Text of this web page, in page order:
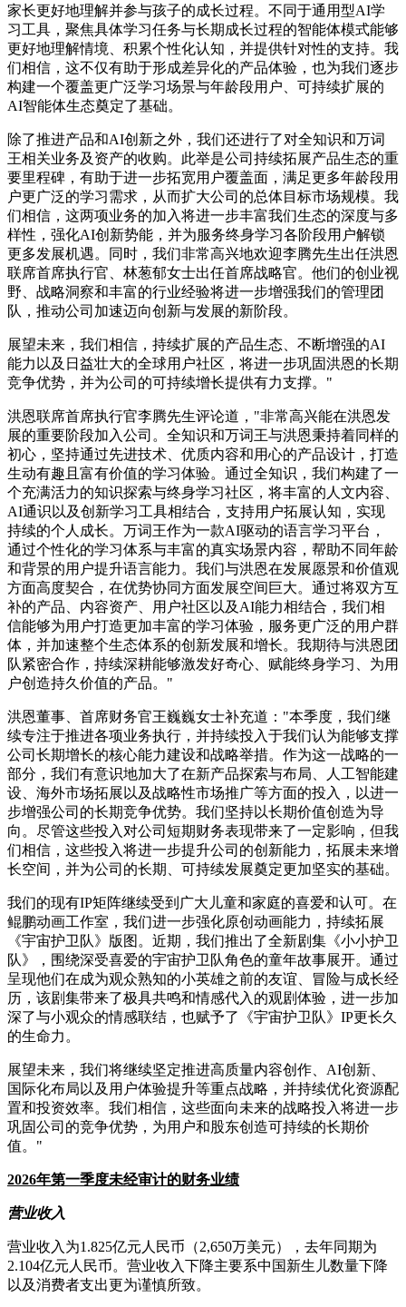
家长更好地理解并参与孩子的成长过程。不同于通用型AI学
习工具，聚焦具体学习任务与长期成长过程的智能体模式能够
更好地理解情境、积累个性化认知，并提供针对性的支持。我
们相信，这不仅有助于形成差异化的产品体验，也为我们逐步
构建一个覆盖更广泛学习场景与年龄段用户、可持续扩展的
AI智能体生态奠定了基础。
除了推进产品和AI创新之外，我们还进行了对全知识和万词
王相关业务及资产的收购。此举是公司持续拓展产品生态的重
要里程碑，有助于进一步拓宽用户覆盖面，满足更多年龄段用
户更广泛的学习需求，从而扩大公司的总体目标市场规模。我
们相信，这两项业务的加入将进一步丰富我们生态的深度与多
样性，强化AI创新势能，并为服务终身学习各阶段用户解锁
更多发展机遇。同时，我们非常高兴地欢迎李腾先生出任洪恩
联席首席执行官、林葱郁女士出任首席战略官。他们的创业视
野、战略洞察和丰富的行业经验将进一步增强我们的管理团
队，推动公司加速迈向创新与发展的新阶段。
展望未来，我们相信，持续扩展的产品生态、不断增强的AI
能力以及日益壮大的全球用户社区，将进一步巩固洪恩的长期
竞争优势，并为公司的可持续增长提供有力支撑。"
洪恩联席首席执行官李腾先生评论道，"非常高兴能在洪恩发
展的重要阶段加入公司。全知识和万词王与洪恩秉持着同样的
初心，坚持通过先进技术、优质内容和用心的产品设计，打造
生动有趣且富有价值的学习体验。通过全知识，我们构建了一
个充满活力的知识探索与终身学习社区，将丰富的人文内容、
AI通识以及创新学习工具相结合，支持用户拓展认知，实现
持续的个人成长。万词王作为一款AI驱动的语言学习平台，
通过个性化的学习体系与丰富的真实场景内容，帮助不同年龄
和背景的用户提升语言能力。我们与洪恩在发展愿景和价值观
方面高度契合，在优势协同方面发展空间巨大。通过将双方互
补的产品、内容资产、用户社区以及AI能力相结合，我们相
信能够为用户打造更加丰富的学习体验，服务更广泛的用户群
体，并加速整个生态体系的创新发展和增长。我期待与洪恩团
队紧密合作，持续深耕能够激发好奇心、赋能终身学习、为用
户创造持久价值的产品。"
洪恩董事、首席财务官王巍巍女士补充道："本季度，我们继
续专注于推进各项业务执行，并持续投入于我们认为能够支撑
公司长期增长的核心能力建设和战略举措。作为这一战略的一
部分，我们有意识地加大了在新产品探索与布局、人工智能建
设、海外市场拓展以及战略性市场推广等方面的投入，以进一
步增强公司的长期竞争优势。我们坚持以长期价值创造为导
向。尽管这些投入对公司短期财务表现带来了一定影响，但我
们相信，这些投入将进一步提升公司的创新能力，拓展未来增
长空间，并为公司的长期、可持续发展奠定更加坚实的基础。
我们的现有IP矩阵继续受到广大儿童和家庭的喜爱和认可。在
鲲鹏动画工作室，我们进一步强化原创动画能力，持续拓展
《宇宙护卫队》版图。近期，我们推出了全新剧集《小小护卫
队》，围绕深受喜爱的宇宙护卫队角色的童年故事展开。通过
呈现他们在成为观众熟知的小英雄之前的友谊、冒险与成长经
历，该剧集带来了极具共鸣和情感代入的观剧体验，进一步加
深了与小观众的情感联结，也赋予了《宇宙护卫队》IP更长久
的生命力。
展望未来，我们将继续坚定推进高质量内容创作、AI创新、
国际化布局以及用户体验提升等重点战略，并持续优化资源配
置和投资效率。我们相信，这些面向未来的战略投入将进一步
巩固公司的竞争优势，为用户和股东创造可持续的长期价
值。"
2026年第一季度未经审计的财务业绩
营业收入
营业收入为1.825亿元人民币（2,650万美元），去年同期为
2.104亿元人民币。营业收入下降主要系中国新生儿数量下降
以及消费者支出更为谨慎所致。